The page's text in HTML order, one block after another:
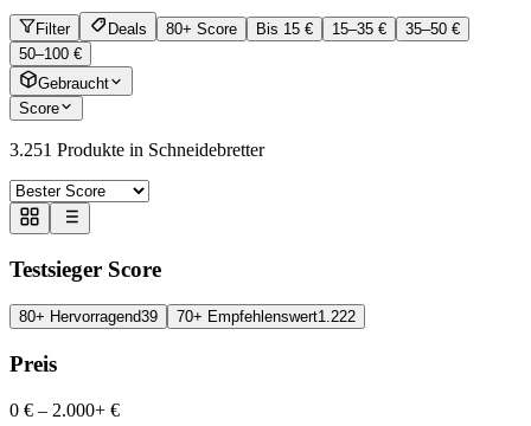
Filter Deals 80+ Score Bis 15 € 15–35 €
35–50 €
50–100 €
Gebraucht
Score
3.251 Produkte in Schneidebretter
Testsieger Score
80+ Hervorragend39 70+ Empfehlenswert1.222
Preis
0 € – 2.000+ €